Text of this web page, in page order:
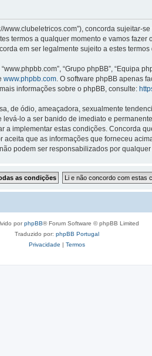
www.clubeletricos.com”), concorda
termos a qualquer momento e vamos
em ser legalmente sujeito a estes
“Grupo phpBB”, “Equipa
www.phpbb.com. O software phpBB apenas
informações sobre o phpBB, consulte:
de ódio, ameaçadora, sexualmente
lo a ser banido de imediato e
implementar estas condições. Concorda
que as informações que forneceu
podem ser responsabilizados por
porphpBB® Forum Software © phpBB Limited
Traduzido por: phpBB Portugal
Privacidade | Termos